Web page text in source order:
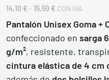
g
o
e
p
14,10 € - 15,50 € R
N
G
D
E
CON IVA
Pantalón Unisex Goma +
confeccionado ensarga
g/m², resistente,
cintura elástica de 4 cm